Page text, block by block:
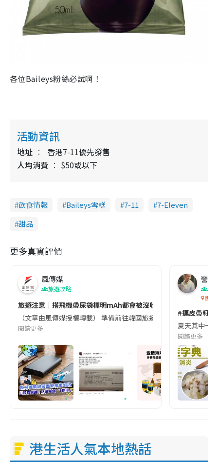
各位Baileys粉絲必試啊！
活動資訊
地址
香港7-11優先發售
人均消費
$50或以下
飲食情報 Baileys雪糕 7-11
7-Eleven
甜品
更多真實評價
風傳媒
旅遊攻略
旅遊注意｜搭飛機帶尿袋標明mAh都會被沒收😱出發前切記檢查
（文章由風傳媒授權轉載） 準備前往韓國旅遊的民眾，近期要
閱讀更多
營養
香港
#連皮帶籽
夏天其中一
閱讀更多
港生活人氣本地熱話